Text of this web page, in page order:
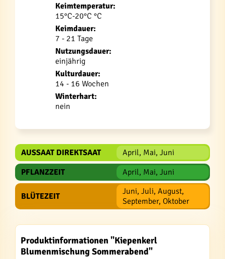
Keimtemperatur:
15°C-20°C °C
Keimdauer:
7 - 21 Tage
Nutzungsdauer:
einjährig
Kulturdauer:
14 - 16 Wochen
Winterhart:
nein
AUSSAAT DIREKTSAAT
April, Mai, Juni
PFLANZZEIT
April, Mai, Juni
BLÜTEZEIT
Juni, Juli, August,
September, Oktober
Produktinformationen "Kiepenkerl
Blumenmischung Sommerabend"